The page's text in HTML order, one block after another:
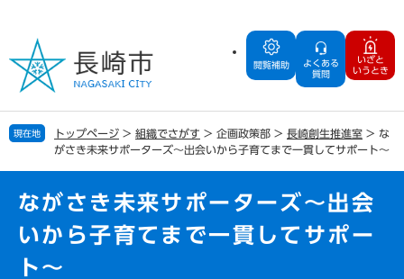
の
で
す
ー
ば
し
閲覧補助
よくある
質問
いざと
いうとき
現在地 トップページ > 組織でさがす > 企画政策部 > 長崎創生推進室 > な
がさき未来サポーターズ～出会いから子育てまで一貫してサポート～
ながさき未来サポーターズ～出会
いから子育てまで一貫してサポー
ト～